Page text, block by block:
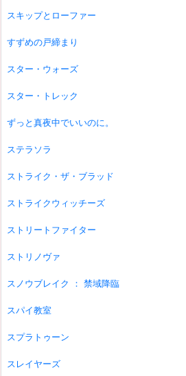
スキップとローファー
すずめの戸締まり
スター・ウォーズ
スター・トレック
ずっと真夜中でいいのに。
ステラソラ
ストライク・ザ・ブラッド
ストライクウィッチーズ
ストリートファイター
ストリノヴァ
スノウブレイク ： 禁域降臨
スパイ教室
スプラトゥーン
スレイヤーズ